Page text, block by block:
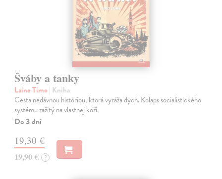
Šváby a tanky
Laine Timo| Kniha
Cesta nedávnou históriou, ktorá vyráža dych. Kolaps socialistického
systému zažitý na vlastnej koži.
Do 3 dní
19,30 €
19,90 € ?